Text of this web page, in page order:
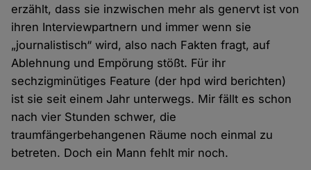
erzählt, dass sie inzwischen mehr als genervt ist von
ihren Interviewpartnern und immer wenn sie
„journalistisch“ wird, also nach Fakten fragt, auf
Ablehnung und Empörung stößt. Für ihr
sechzigminütiges Feature (der hpd wird berichten)
ist sie seit einem Jahr unterwegs. Mir fällt es schon
nach vier Stunden schwer, die
traumfängerbehangenen Räume noch einmal zu
betreten. Doch ein Mann fehlt mir noch.